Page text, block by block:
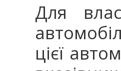
Для
цієї